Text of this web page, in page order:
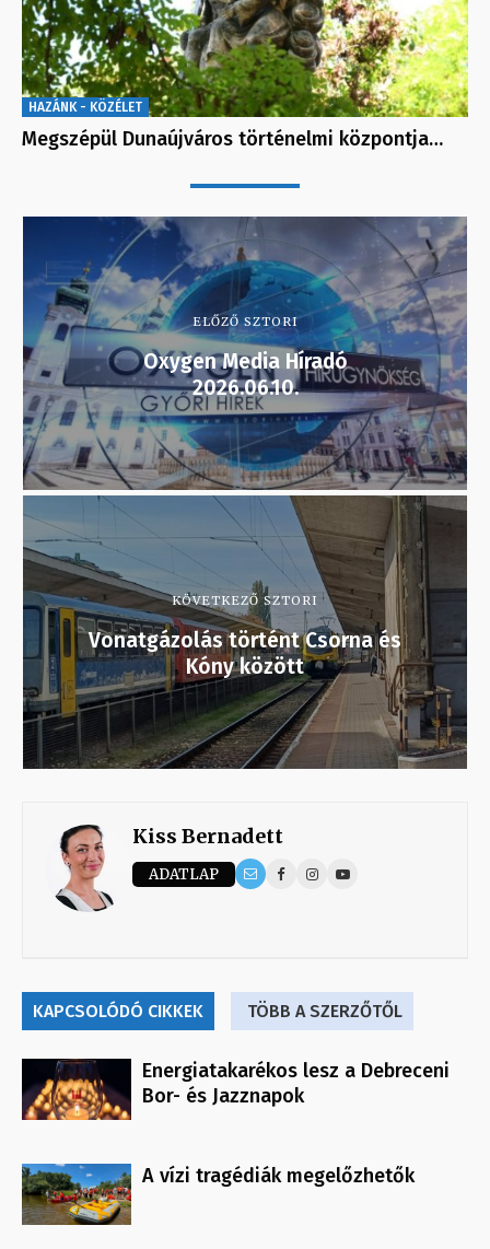
HAZÁNK - KÖZÉLET
Megszépül Dunaújváros történelmi központja…
ELŐZŐ SZTORI
Oxygen Media Híradó
2026.06.10.
KÖVETKEZŐ SZTORI
Vonatgázolás történt Csorna és
Kóny között
Kiss Bernadett
ADATLAP
KAPCSOLÓDÓ CIKKEK TÖBB A SZERZŐTŐL
Energiatakarékos lesz a Debreceni
Bor- és Jazznapok
A vízi tragédiák megelőzhetők